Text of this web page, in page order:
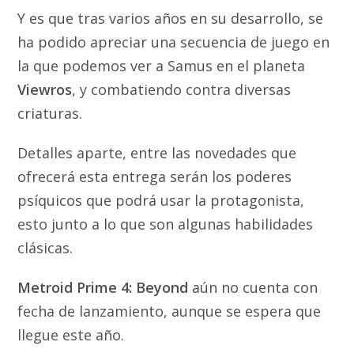
Y es que tras varios años en su desarrollo, se
ha podido apreciar una secuencia de juego en
la que podemos ver a Samus en el planeta
Viewros, y combatiendo contra diversas
criaturas.
Detalles aparte, entre las novedades que
ofrecerá esta entrega serán los poderes
psíquicos que podrá usar la protagonista,
esto junto a lo que son algunas habilidades
clásicas.
Metroid Prime 4: Beyond aún no cuenta con
fecha de lanzamiento, aunque se espera que
llegue este año.